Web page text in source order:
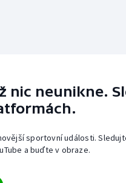
nic neunikne.
sportovní události.
a buďte v obraze.